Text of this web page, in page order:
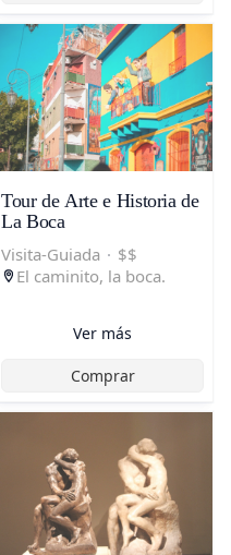
Tour de Arte e Historia de
La Boca
Visita-Guiada · $$
El caminito, la boca.
Ver más
Comprar